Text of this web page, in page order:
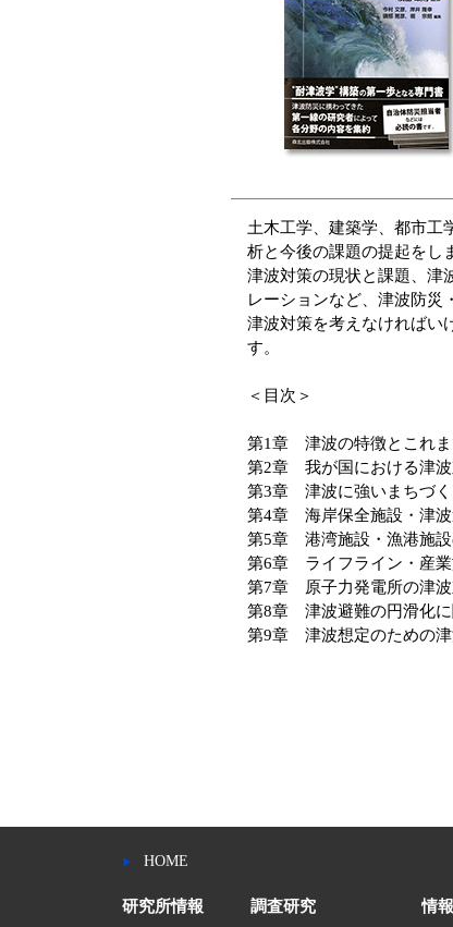
土木工学、建築学、都市工
析と今後の課題の提起をし
津波対策の現状と課題、津
レーションなど、津波防災
津波対策を考えなければい
す。
＜目次＞
第1章 津波の特徴とこれ
第2章 我が国における津波
第3章 津波に強いまちづく
第4章 海岸保全施設・津波
第5章 港湾施設・漁港施設
第6章 ライフライン・産業
第7章 原子力発電所の津波
第8章 津波避難の円滑化に
第9章 津波想定のための津
HOME
研究所情報 調査研究 情